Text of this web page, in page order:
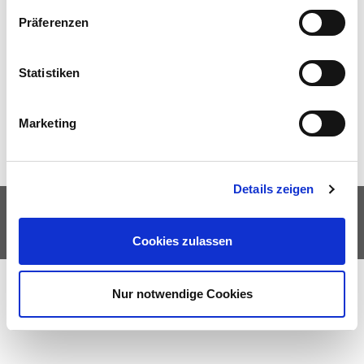
Präferenzen
Statistiken
Marketing
Details zeigen
Cookies zulassen
Nur notwendige Cookies
geeignet für Schulklassen, Theater-AGs, Theater-Kurse ab 11 Jahren.
AGB
Barrierefreiheitserklärung
Impressum
Netiquette